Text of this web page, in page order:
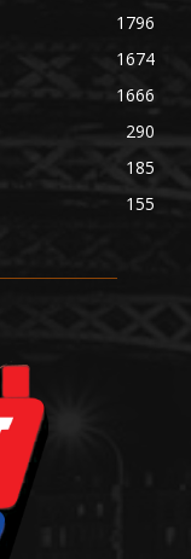
1796
1674
1666
290
185
155